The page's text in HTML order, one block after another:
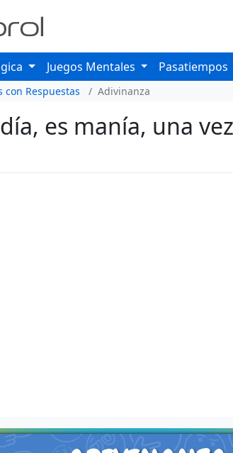
Juegos Mentales Pasatiempos
con Respuestas Adivinanza
es manía, una